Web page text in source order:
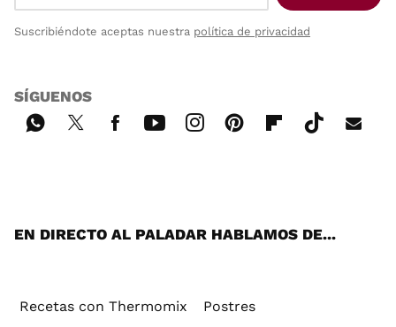
Suscribiéndote aceptas nuestra política de privacidad
SÍGUENOS
EN DIRECTO AL PALADAR HABLAMOS DE...
Recetas con Thermomix Postres